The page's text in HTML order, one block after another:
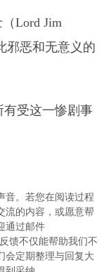
（Lord Jim
邪恶和无意义的
有受这一惨剧事
音。若您在阅读过程
流的内容，或愿意帮
通过邮件
馈不仅能帮助我们不
会定期整理与回复大